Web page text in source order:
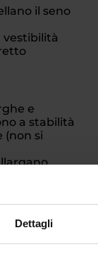
Dettagli
il seno
vestibilità
e
a stabilità
(non si
dorso e
diverse